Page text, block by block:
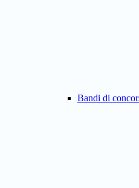
Bandi di